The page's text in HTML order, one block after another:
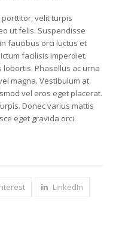
velit turpis
ut felis. Suspendisse
faucibus orci luctus et
facilisis imperdiet.
Phasellus ac urna
magna. Vestibulum at
vel eros eget placerat.
Donec varius mattis
eget gravida orci.
LinkedIn